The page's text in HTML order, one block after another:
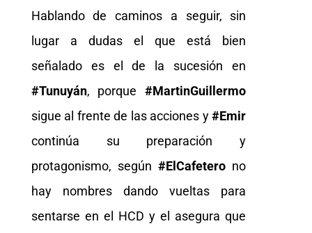
Hablando de caminos a seguir, sin
lugar a dudas el que está bien
señalado es el de la sucesión en
#Tunuyán, porque#MartinGuillermo
sigue al frente de las acciones y#Emir
continúa su preparación y
protagonismo, según#ElCafetero no
hay nombres dando vueltas para
sentarse en el HCD y el asegura que